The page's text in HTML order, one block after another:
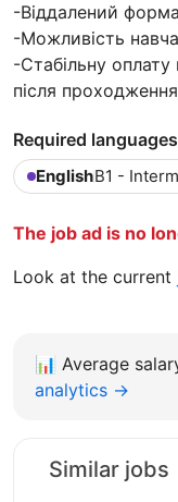
-Віддалений
-Можливість
-Стабільну
після
Required languages
EnglishB1 -
The job ad is no
Look at the current
📊 Average
analytics →
Similar jobs